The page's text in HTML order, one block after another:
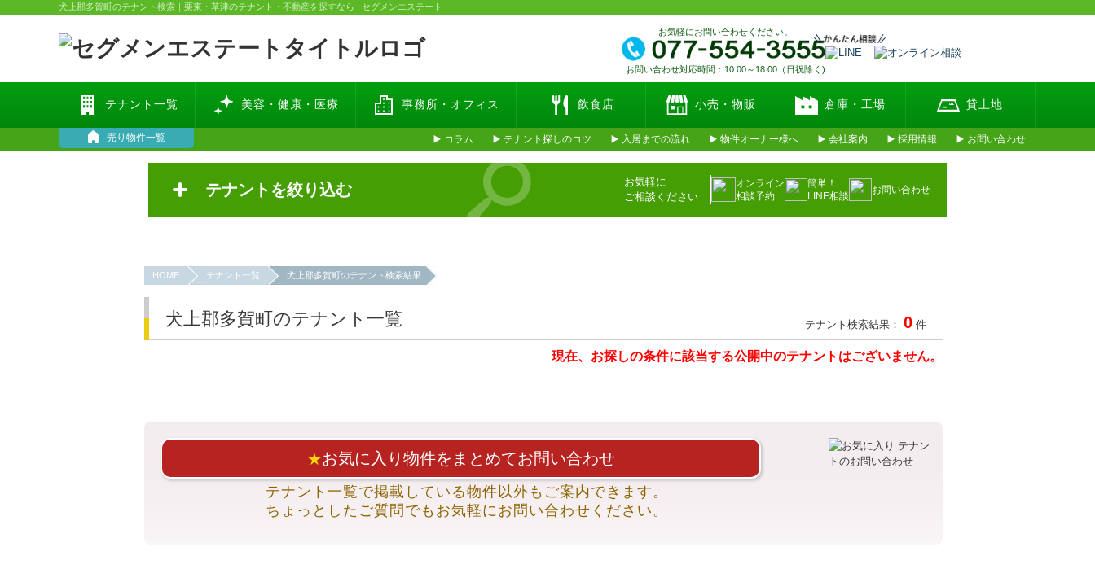
犬上郡多賀町のテナント検索｜栗東・草津のテナント・不動産を探すなら | セグメンエステート
お気軽にお問い合わせください。
お問い合わせ対応時間：10:00～18:00（日祝除く)
テナント一覧 美容・健康・医療 事務所・オフィス 飲食店 小売・物販 倉庫・工場 貸土地
売り物件一覧 コラム テナント探しのコツ 入居までの流れ 物件オーナー様へ 会社案内 採用情報 お問い合わせ
テナントを絞り込む
お気軽に
ご相談ください
オンライン
相談予約
簡単！
LINE相談
お問い合わせ
HOME テナント一覧 犬上郡多賀町のテナント検索結果
犬上郡多賀町のテナント一覧 テナント検索結果： 0 件
現在、お探しの条件に該当する公開中のテナントはございません。
★お気に入り物件を まとめてお問い合わせ
テナント一覧で掲載している物件以外も ご案内できます。
ちょっとしたご質問でも お気軽にお問い合わせください。